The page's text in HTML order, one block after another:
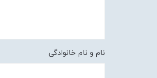
نام و نام خانوادگی